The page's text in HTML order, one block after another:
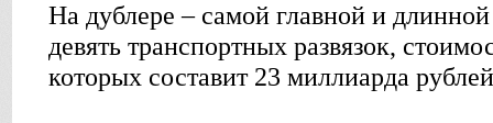
На дублере – самой главной и
девять транспортных развязок,
которых составит 23 миллиарда